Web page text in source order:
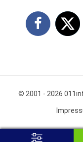
© 2001 - 2026